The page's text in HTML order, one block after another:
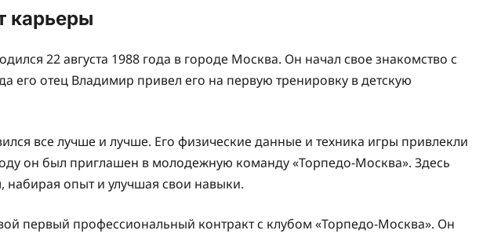
карьеры
22 августа 1988 года в городе Москва. Он начал свое знакомство с
его отец Владимир привел его на первую тренировку в детскую
все лучше и лучше. Его физические данные и техника игры привлекли
он был приглашен в молодежную команду «Торпедо-Москва». Здесь
набирая опыт и улучшая свои навыки.
первый профессиональный контракт с клубом «Торпедо-Москва». Он